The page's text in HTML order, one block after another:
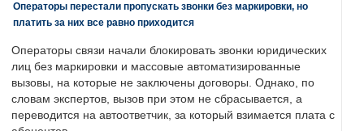
Операторы перестали пропускать звонки без маркировки, но
платить за них все равно приходится
Операторы связи начали блокировать звонки юридических
лиц без маркировки и массовые автоматизированные
вызовы, на которые не заключены договоры. Однако, по
словам экспертов, вызов при этом не сбрасывается, а
переводится на автоответчик, за который взимается плата с